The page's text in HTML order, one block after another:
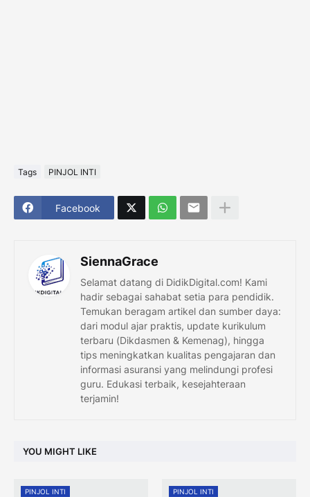
Tags PINJOL INTI
Facebook
SiennaGrace
Selamat datang di DidikDigital.com! Kami
hadir sebagai sahabat setia para pendidik.
Temukan beragam artikel dan sumber daya:
dari modul ajar praktis, update kurikulum
terbaru (Dikdasmen & Kemenag), hingga
tips meningkatkan kualitas pengajaran dan
informasi asuransi yang melindungi profesi
guru. Edukasi terbaik, kesejahteraan
terjamin!
YOU MIGHT LIKE
PINJOL INTI PINJOL INTI